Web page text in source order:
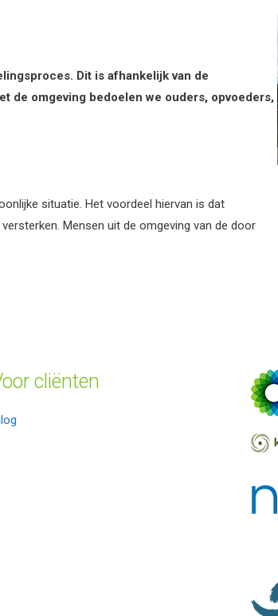
Dit is afhankelijk van de
de omgeving bedoelen we ouders, opvoeders,
situatie. Het voordeel hiervan is dat
Mensen uit de omgeving van de door
cliënten